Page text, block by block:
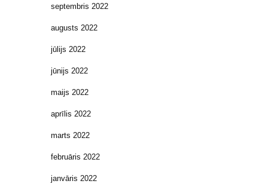
septembris 2022
augusts 2022
jūlijs 2022
jūnijs 2022
maijs 2022
aprīlis 2022
marts 2022
februāris 2022
janvāris 2022